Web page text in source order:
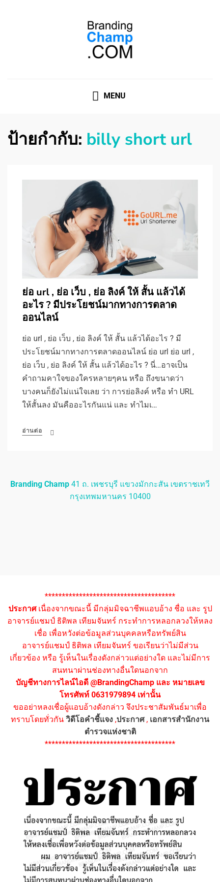
MENU
ป้ายกำกับ: billy short url
ย่อ url , ย่อ เว็บ , ย่อ ลิงค์ ให้ สั้น แล้วได้
อะไร ? มีประโยชน์มากทางการตลาด
ออนไลน์
ย่อ url , ย่อ เว็บ , ย่อ ลิงค์ ให้ สั้น แล้วได้อะไร ? มี
ประโยชน์มากทางการตลาดออนไลน์ ย่อ url ย่อ url ,
ย่อ เว็บ , ย่อ ลิงค์ ให้ สั้น แล้วได้อะไร ? นี่…อาจเป็น
คำถามคาใจของใครหลายๆคน หรือ ถึงขนาดว่า
บางคนก็ยังไม่แน่ใจเลย ว่า การย่อลิงค์ หรือ ทำ URL
ให้สั้นลง มันคืออะไรกันแน่ และ ทำไมเ…
อ่านต่อ
Branding Champ 41 ถ. เพชรบุรี แขวงมักกะสัน เขตราชเทวี
กรุงเทพมหานคร 10400
**************************************
ประกาศเนื่องจากขณะนี้ มีกลุ่มมิจฉาชีพแอบอ้าง ชื่อ และ รูป
อาจารย์แชมป์ ธิติพล เทียมจันทร์ กระทำการหลอกลวงให้หลง
เชื่อ เพื่อหวังต่อข้อมูลส่วนบุคคลหรือทรัพย์สิน
อาจารย์แชมป์ ธิติพล เทียมจันทร์ ขอเรียนว่าไม่มีส่วน
เกี่ยวข้อง หรือ รู้เห็นในเรื่องดังกล่าวแต่อย่างใด และไม่มีการ
สนทนาผ่านช่องทางอื่นใดนอกจาก
บัญชีทางการไลน์ไอดี @BrandingChamp และ หมายเลข
โทรศัพท์ 0631979894 เท่านั้น
ขออย่าหลงเชื่อผู้แอบอ้างดังกล่าว จึงประชาสัมพันธ์มาเพื่อ
ทราบโดยทั่วกัน วิดีโอคำชี้แจง ,ประกาศ, เอกสารสำนักงาน
ตำรวจแห่งชาติ
**************************************